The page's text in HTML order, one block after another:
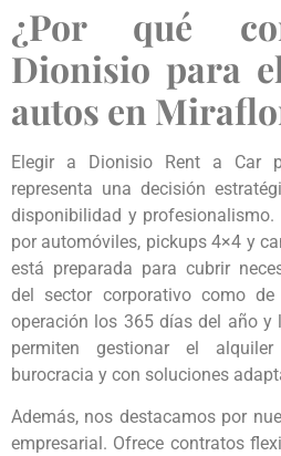
¿Por qué
Dionisio para
autos en
Elegir a Dionisio Rent a Car
representa una decisión
disponibilidad y
por automóviles, pickups 4×4 y
está preparada para cubrir
del sector corporativo como
operación los 365 días del año y
permiten gestionar el
burocracia y con soluciones
Además, nos destacamos por
empresarial. Ofrece contratos